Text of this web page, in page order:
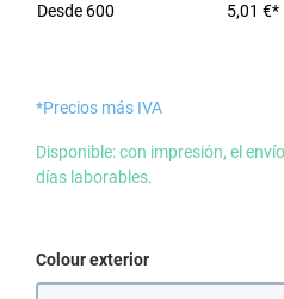
Desde 600 5,01 €*
*Precios más IVA
Disponible: con impresión, el
días laborables.
Seleccione
Colour exterior